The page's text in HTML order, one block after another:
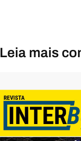
Leia mais